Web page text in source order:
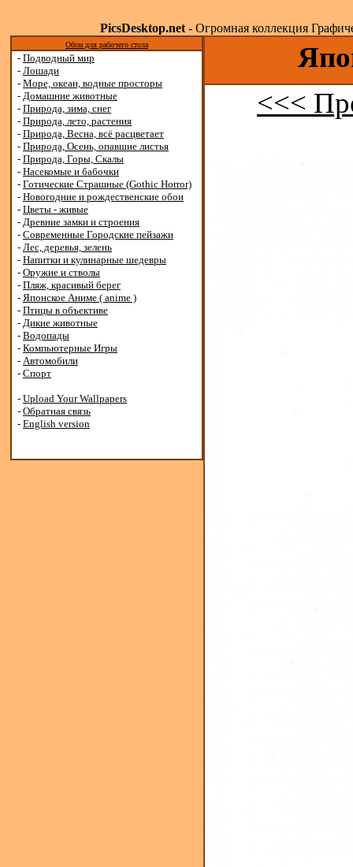
PicsDesktop.net- Огромная коллекция
Обои для рабочего стола
- Подводный мир
- Лошади
- Море, океан, водные просторы
- Домашние животные
- Природа, зима, снег
- Природа, лето, растения
- Природа, Весна, всё расцветает
- Природа, Осень, опавшие листья
- Природа, Горы, Скалы
- Насекомые и бабочки
- Готические Страшные (Gothic Horror)
- Новогодние и рождественские обои
- Цветы - живые
- Древние замки и строения
- Современные Городские пейзажи
- Лес, деревья, зелень
- Напитки и кулинарные шедевры
- Оружие и стволы
- Пляж, красивый берег
- Японское Аниме ( anime )
- Птицы в объективе
- Дикие животные
- Водопады
- Компьютерные Игры
- Автомобили
- Спорт
- Upload Your Wallpapers
- Обратная связь
- English version
<<<